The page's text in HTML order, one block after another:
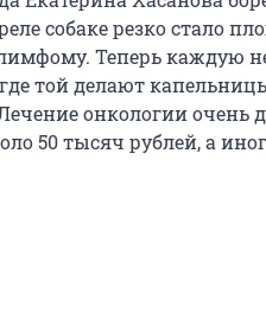
собаке резко стало
Теперь каждую
той делают
онкологии
50 тысяч рублей, а